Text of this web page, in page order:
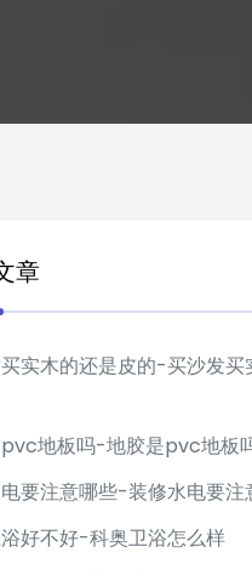
章
实木的还是皮的-买沙发买
地板吗-地胶是pvc地板
要注意哪些-装修水电要注
好不好-科奥卫浴怎么样